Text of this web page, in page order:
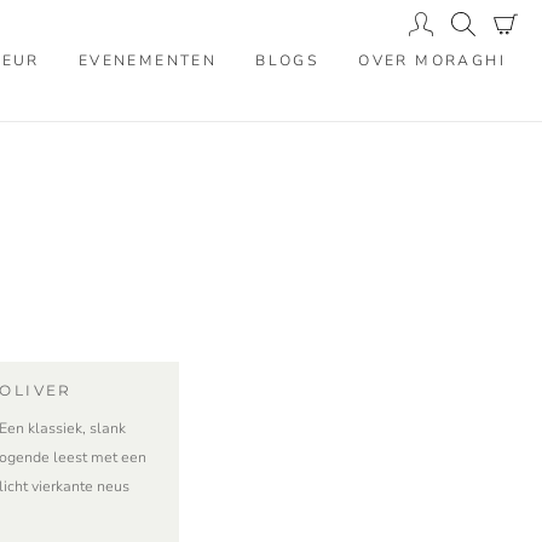
EVENEMENTEN BLOGS OVER MORAGHI
OLIVER
Een klassiek, slank
ogende leest met een
licht vierkante neus